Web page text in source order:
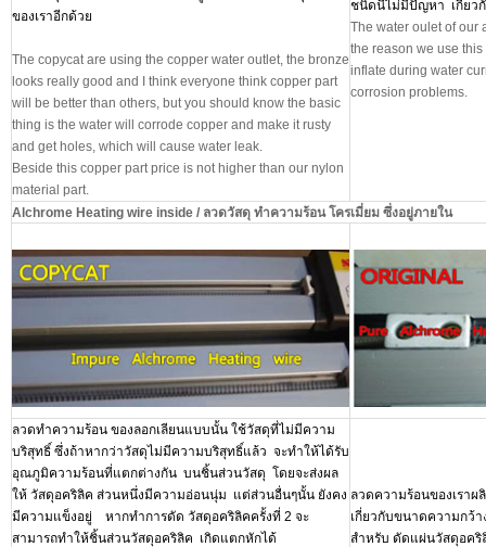
ของเราอีกด้วย
The copycat are using the copper water outlet, the bronze
looks really good and I think everyone think copper part
will be better than others, but you should know the basic
thing is the water will corrode copper and make it rusty
and get holes, which will cause water leak.
Beside this copper part price is not higher than our nylon
material part.
ชนิดนี้ไม่มีปัญหา เกี่ยว
The water oulet of our
the reason we use
inflate during water
corrosion problems.
Alchrome Heating wire inside / ลวดวัสดุ ทำความร้อน โครเมี่ยม ซึ่งอยู่ภายใน
ลวดทำความร้อน ของลอกเลียนแบบนั้น ใช้วัสดุที่ไม่มีความ
บริสุทธิ์ ซึ่งถ้าหากว่าวัสดุไม่มีความบริสุทธิ์แล้ว จะทำให้ได้รับ
อุณภูมิความร้อนที่แตกต่างกัน บนชิ้นส่วนวัสดุ โดยจะส่งผล
ให้ วัสดุอคริลิค ส่วนหนึ่งมีความอ่อนนุ่ม แต่ส่วนอื่นๆนั้น ยังคง
มีความแข็งอยู่ หากทำการดัด วัสดุอคริลิคครั้งที่ 2 จะ
สามารถทำให้ชิ้นส่วนวัสดุอคริลิค เกิดแตกหักได้
ลวดความร้อนของเราผ
เกี่ยวกับขนาดความกว้
สำหรับ ดัดแผ่นวัสดุอคริ